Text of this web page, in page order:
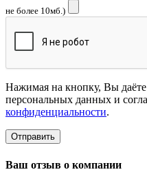
не более 10мб.)
Нажимая на кнопку, Вы даёте
персональных данных и
конфиденциальности.
Отправить
Ваш отзыв о компании